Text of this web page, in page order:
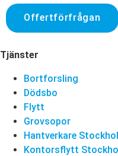
Offertförfrågan
Tjänster
Bortforsling
Dödsbo
Flytt
Grovsopor
Hantverkare
Kontorsflytt